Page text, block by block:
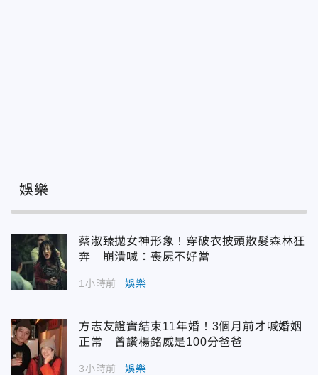
娛樂
蔡淑臻拋女神形象！穿破衣披頭散髮森林狂
奔 崩潰喊：喪屍不好當
1小時前 娛樂
方志友證實結束11年婚！3個月前才喊婚姻
正常 曾讚楊銘威是100分爸爸
3小時前 娛樂